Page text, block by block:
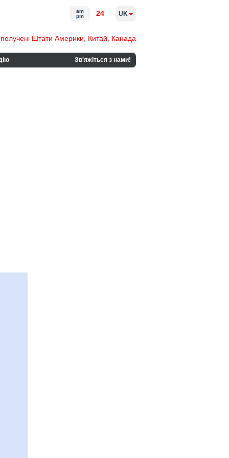
Штати Америки Китай Канада
Зв'яжіться з нами!
am
pm
24 UK